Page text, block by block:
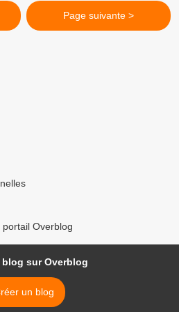
Page suivante >
Overblog
blog sur Overblog
un blog